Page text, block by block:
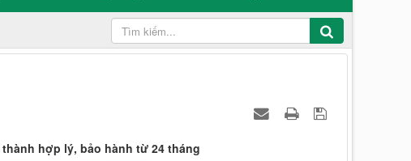
hợp lý, bảo hành từ 24 tháng